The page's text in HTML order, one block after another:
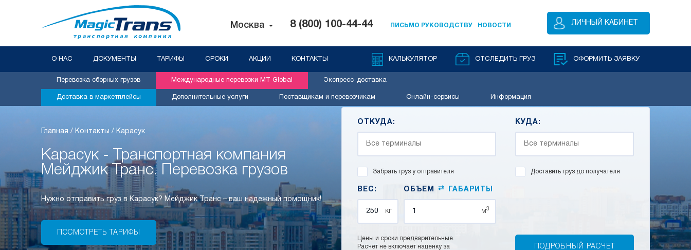
Москва 8 (800) 100-44-44 ПИСЬМО РУКОВОДСТВУ НОВОСТИ ЛИЧНЫЙ КАБИНЕТ
О НАС ДОКУМЕНТЫ ТАРИФЫ СРОКИ АКЦИИ КОНТАКТЫ КАЛЬКУЛЯТОР ОТСЛЕДИТЬ ГРУЗ ОФОРМИТЬ ЗАЯВКУ
Перевозка сборных грузов Международные перевозки MT Global Экспресс-доставка
Доставка в маркетплейсы Дополнительные услуги Поставщикам и перевозчикам Онлайн-сервисы Информация
Главная / Контакты / Карасук
Карасук - Транспортная компания
Мейджик Транс. Перевозка грузов
Нужно отправить груз в Карасук? Мейджик Транс – ваш надежный помощник!
ПОСМОТРЕТЬ ТАРИФЫ
ОТКУДА:
Забрать груз у отправителя
КУДА:
Доставить груз до получателя
ВЕС:
кг
ОБЪЕМ ⇄ ГАБАРИТЫ
м3
Цены и сроки предварительные.
Расчет не включает наценку за